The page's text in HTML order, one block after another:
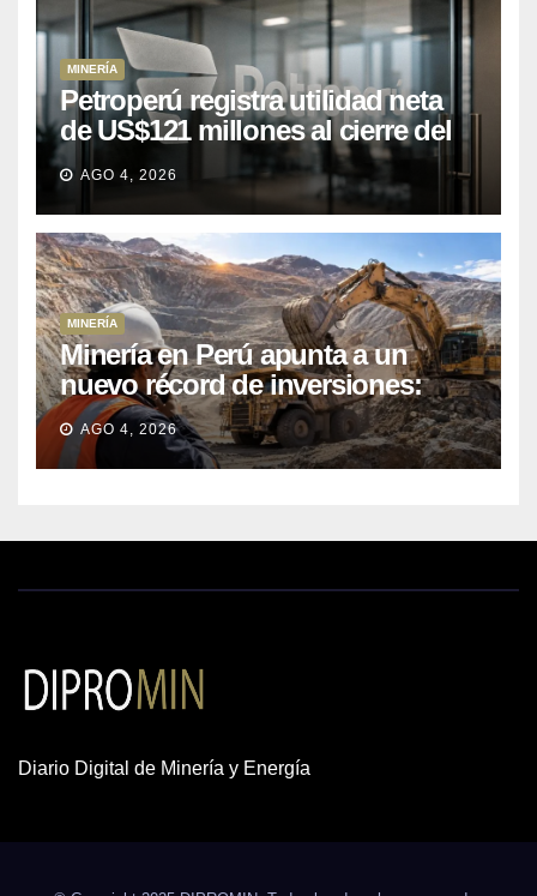
MINERÍA
Petroperú registra utilidad neta
de US$121 millones al cierre del
primer semestre 2026
AGO 4, 2026
MINERÍA
Minería en Perú apunta a un
nuevo récord de inversiones:
crecen los petitorios y el FMI
insta a destrabar proyectos
AGO 4, 2026
Diario Digital de Minería y Energía